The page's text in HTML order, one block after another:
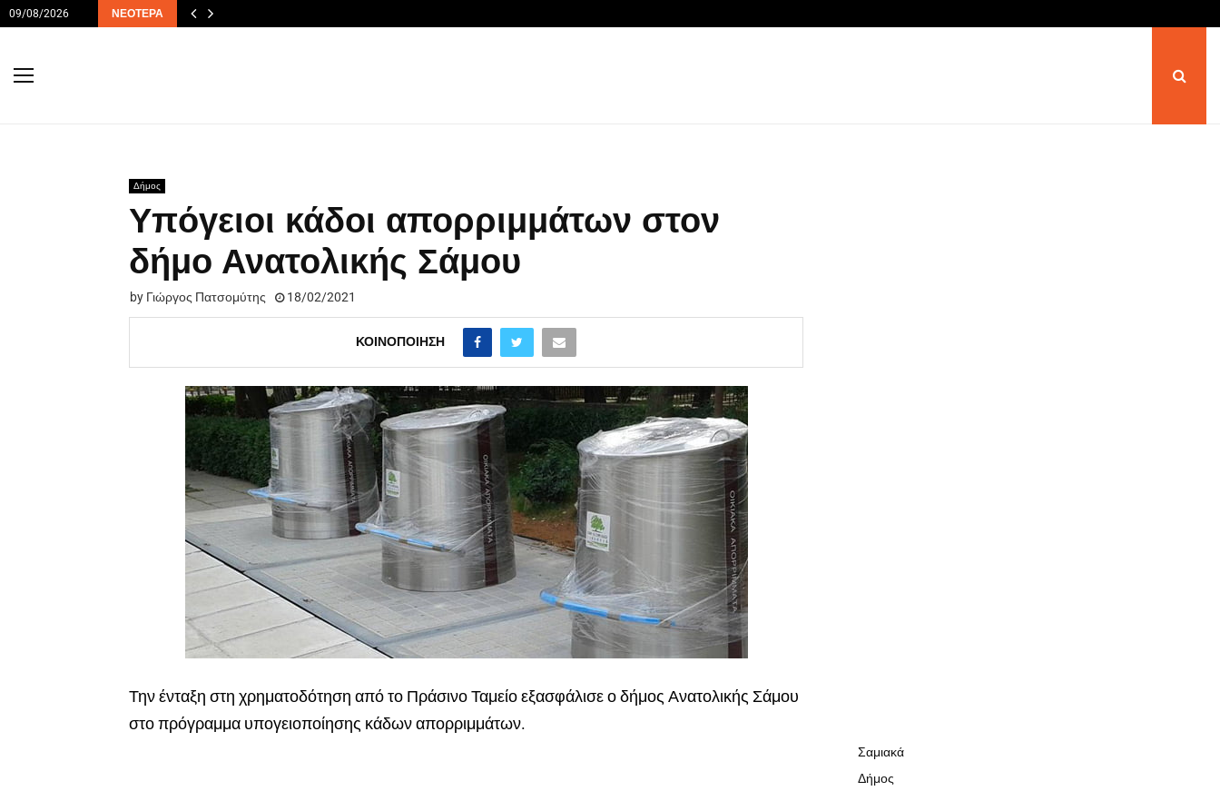
09/08/2026 ΝΕΌΤΕΡΑ
Δήμος
Υπόγειοι κάδοι απορριμμάτων στον
δήμο Ανατολικής Σάμου
by Γιώργος Πατσομύτης 18/02/2021
ΚΟΙΝΟΠΟΊΗΣΗ
Την ένταξη στη χρηματοδότηση από το Πράσινο Ταμείο εξασφάλισε ο δήμος Ανατολικής Σάμου
στο πρόγραμμα υπογειοποίησης κάδων απορριμμάτων.
Σαμιακά
Δήμος